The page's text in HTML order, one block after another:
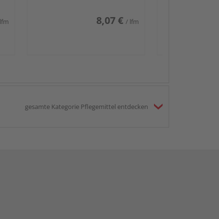
8,07 € / lfm
gesamte Kategorie Pflegemittel entdecken